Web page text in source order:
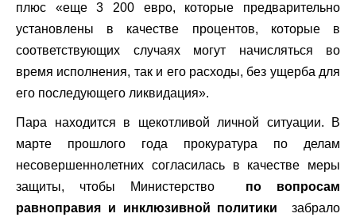
плюс «еще 3 200 евро, которые предварительно
установлены в качестве процентов, которые в
соответствующих случаях могут начисляться во
время исполнения, так и его расходы, без ущерба для
его последующего ликвидация».
Пара находится в щекотливой личной ситуации. В
марте прошлого года прокуратура по делам
несовершеннолетних согласилась в качестве меры
защиты, чтобы Министерство по вопросам
равноправия и инклюзивной политики забрало